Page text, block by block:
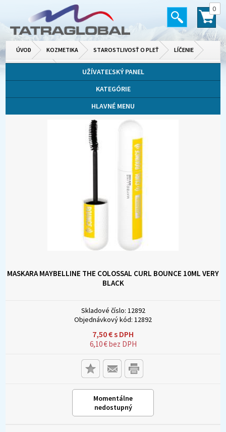
0
ÚVOD KOZMETIKA STAROSTLIVOSŤ O PLEŤ LÍČENIE
UŽÍVATEĽSKÝ PANEL
KATEGÓRIE
HLAVNÉ MENU
MASKARA MAYBELLINE THE COLOSSAL CURL BOUNCE 10ML VERY
BLACK
Skladové číslo: 12892
Objednávkový kód: 12892
7,50€s DPH
6,10€bez DPH
Momentálne
nedostupný